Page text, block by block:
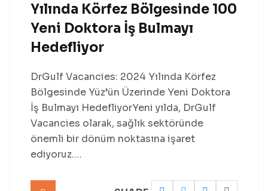
Yılında Körfez Bölgesinde 100
Yeni Doktora İş Bulmayı
Hedefliyor
DrGulf Vacancies: 2024 Yılında Körfez
Bölgesinde Yüz’ün Üzerinde Yeni Doktora
İş Bulmayı HedefliyorYeni yılda, DrGulf
Vacancies olarak, sağlık sektöründe
önemli bir dönüm noktasına işaret
ediyoruz.…